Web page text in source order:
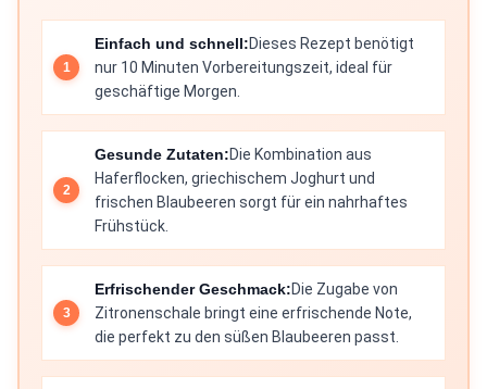
Einfach und schnell:Dieses Rezept benötigt
nur 10 Minuten Vorbereitungszeit, ideal für
geschäftige Morgen.
Gesunde Zutaten:Die Kombination aus
Haferflocken, griechischem Joghurt und
frischen Blaubeeren sorgt für ein nahrhaftes
Frühstück.
Erfrischender Geschmack:Die Zugabe von
Zitronenschale bringt eine erfrischende Note,
die perfekt zu den süßen Blaubeeren passt.